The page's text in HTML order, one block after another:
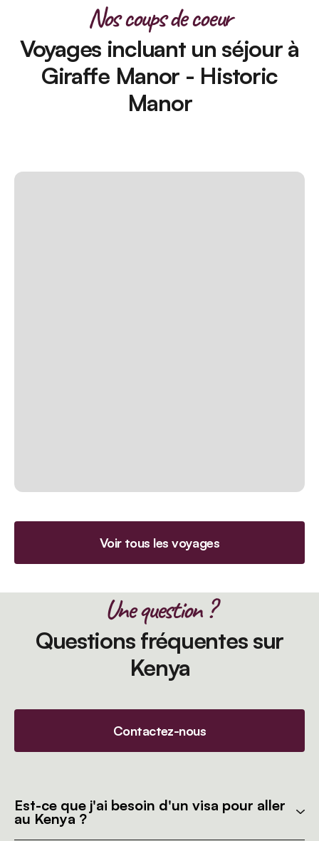
Nos coups de coeur
Voyages incluant un séjour à
Giraffe Manor - Historic
Manor
Voir tous les voyages
Une question ?
Questions fréquentes sur
Kenya
Contactez-nous
Est-ce que j'ai besoin d'un visa pour aller
au Kenya ?